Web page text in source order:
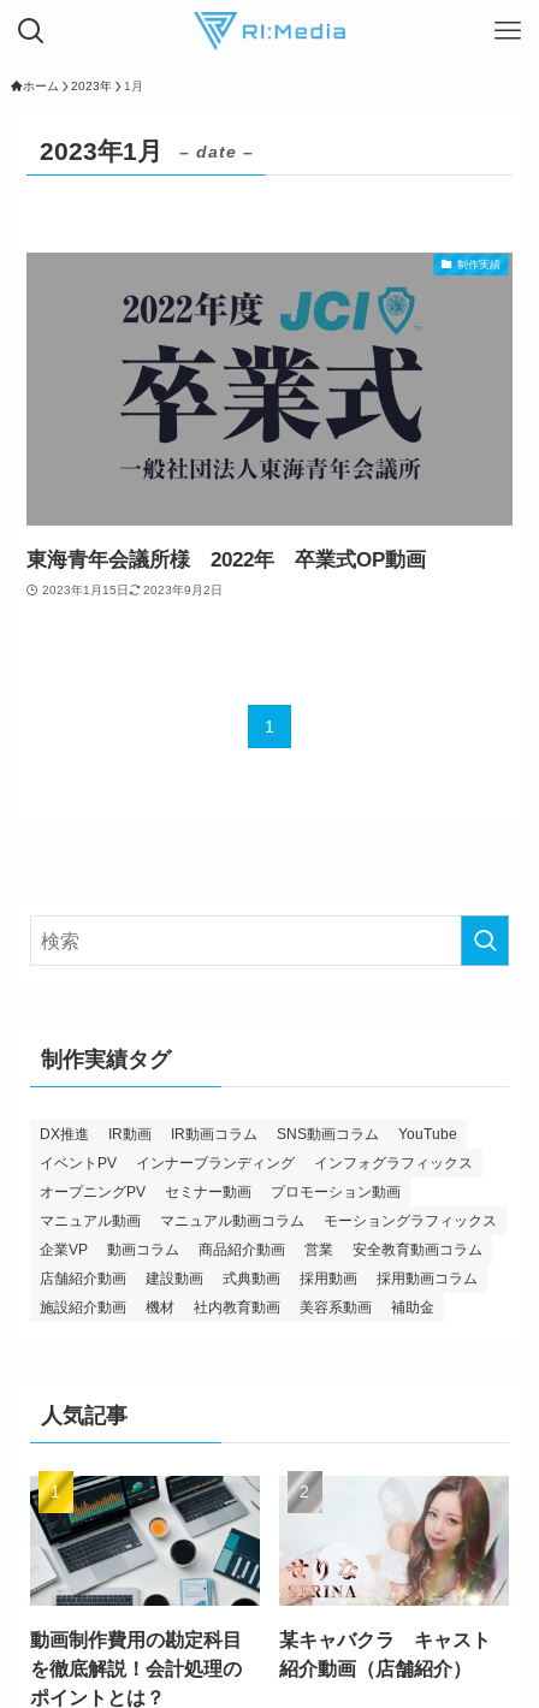
ホーム 2023年 1月
2023年1月 – date –
制作実績
東海青年会議所様 2022年 卒業式OP動画
2023年1月15日 2023年9月2日
1
制作実績タグ
DX推進 IR動画 IR動画コラム SNS動画コラム
YouTube
イベントPV
インナーブランディング
インフォグラフィックス
オープニングPV
セミナー動画
プロモーション動画
マニュアル動画
マニュアル動画コラム
モーショングラフィックス
企業VP
動画コラム 商品紹介動画 営業
安全教育動画コラム
店舗紹介動画
建設動画 式典動画 採用動画
採用動画コラム
施設紹介動画
機材 社内教育動画 美容系動画 補助金
人気記事
動画制作費用の勘定科目
を徹底解説！会計処理の
ポイントとは？
某キャバクラ キャスト
紹介動画（店舗紹介）